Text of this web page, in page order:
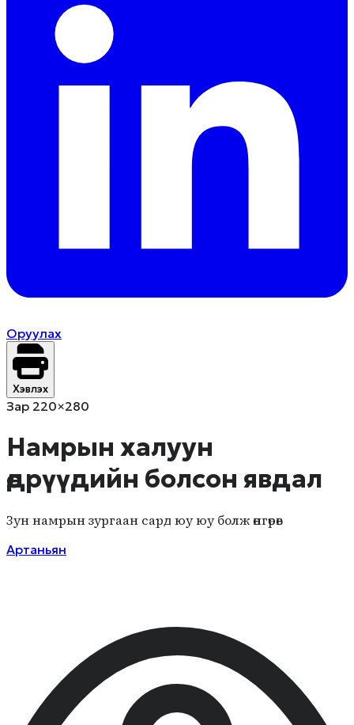
Оруулах
Хэвлэх
Зар 220×280
Намрын халуун
өдрүүдийн болсон явдал
Зун намрын зургаан сард юу юу болж өнгөрөв
Артаньян